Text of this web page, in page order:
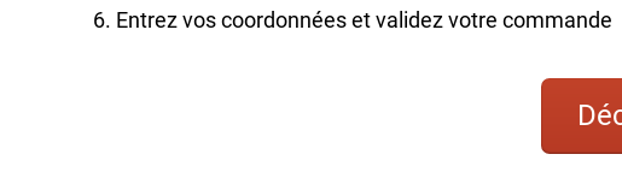
6. Entrez vos coordonnées et validez votre commande